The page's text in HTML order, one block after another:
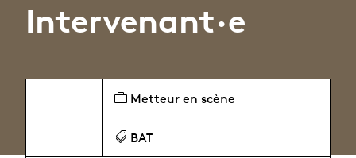
Intervenant·e
Metteur en scène
BAT